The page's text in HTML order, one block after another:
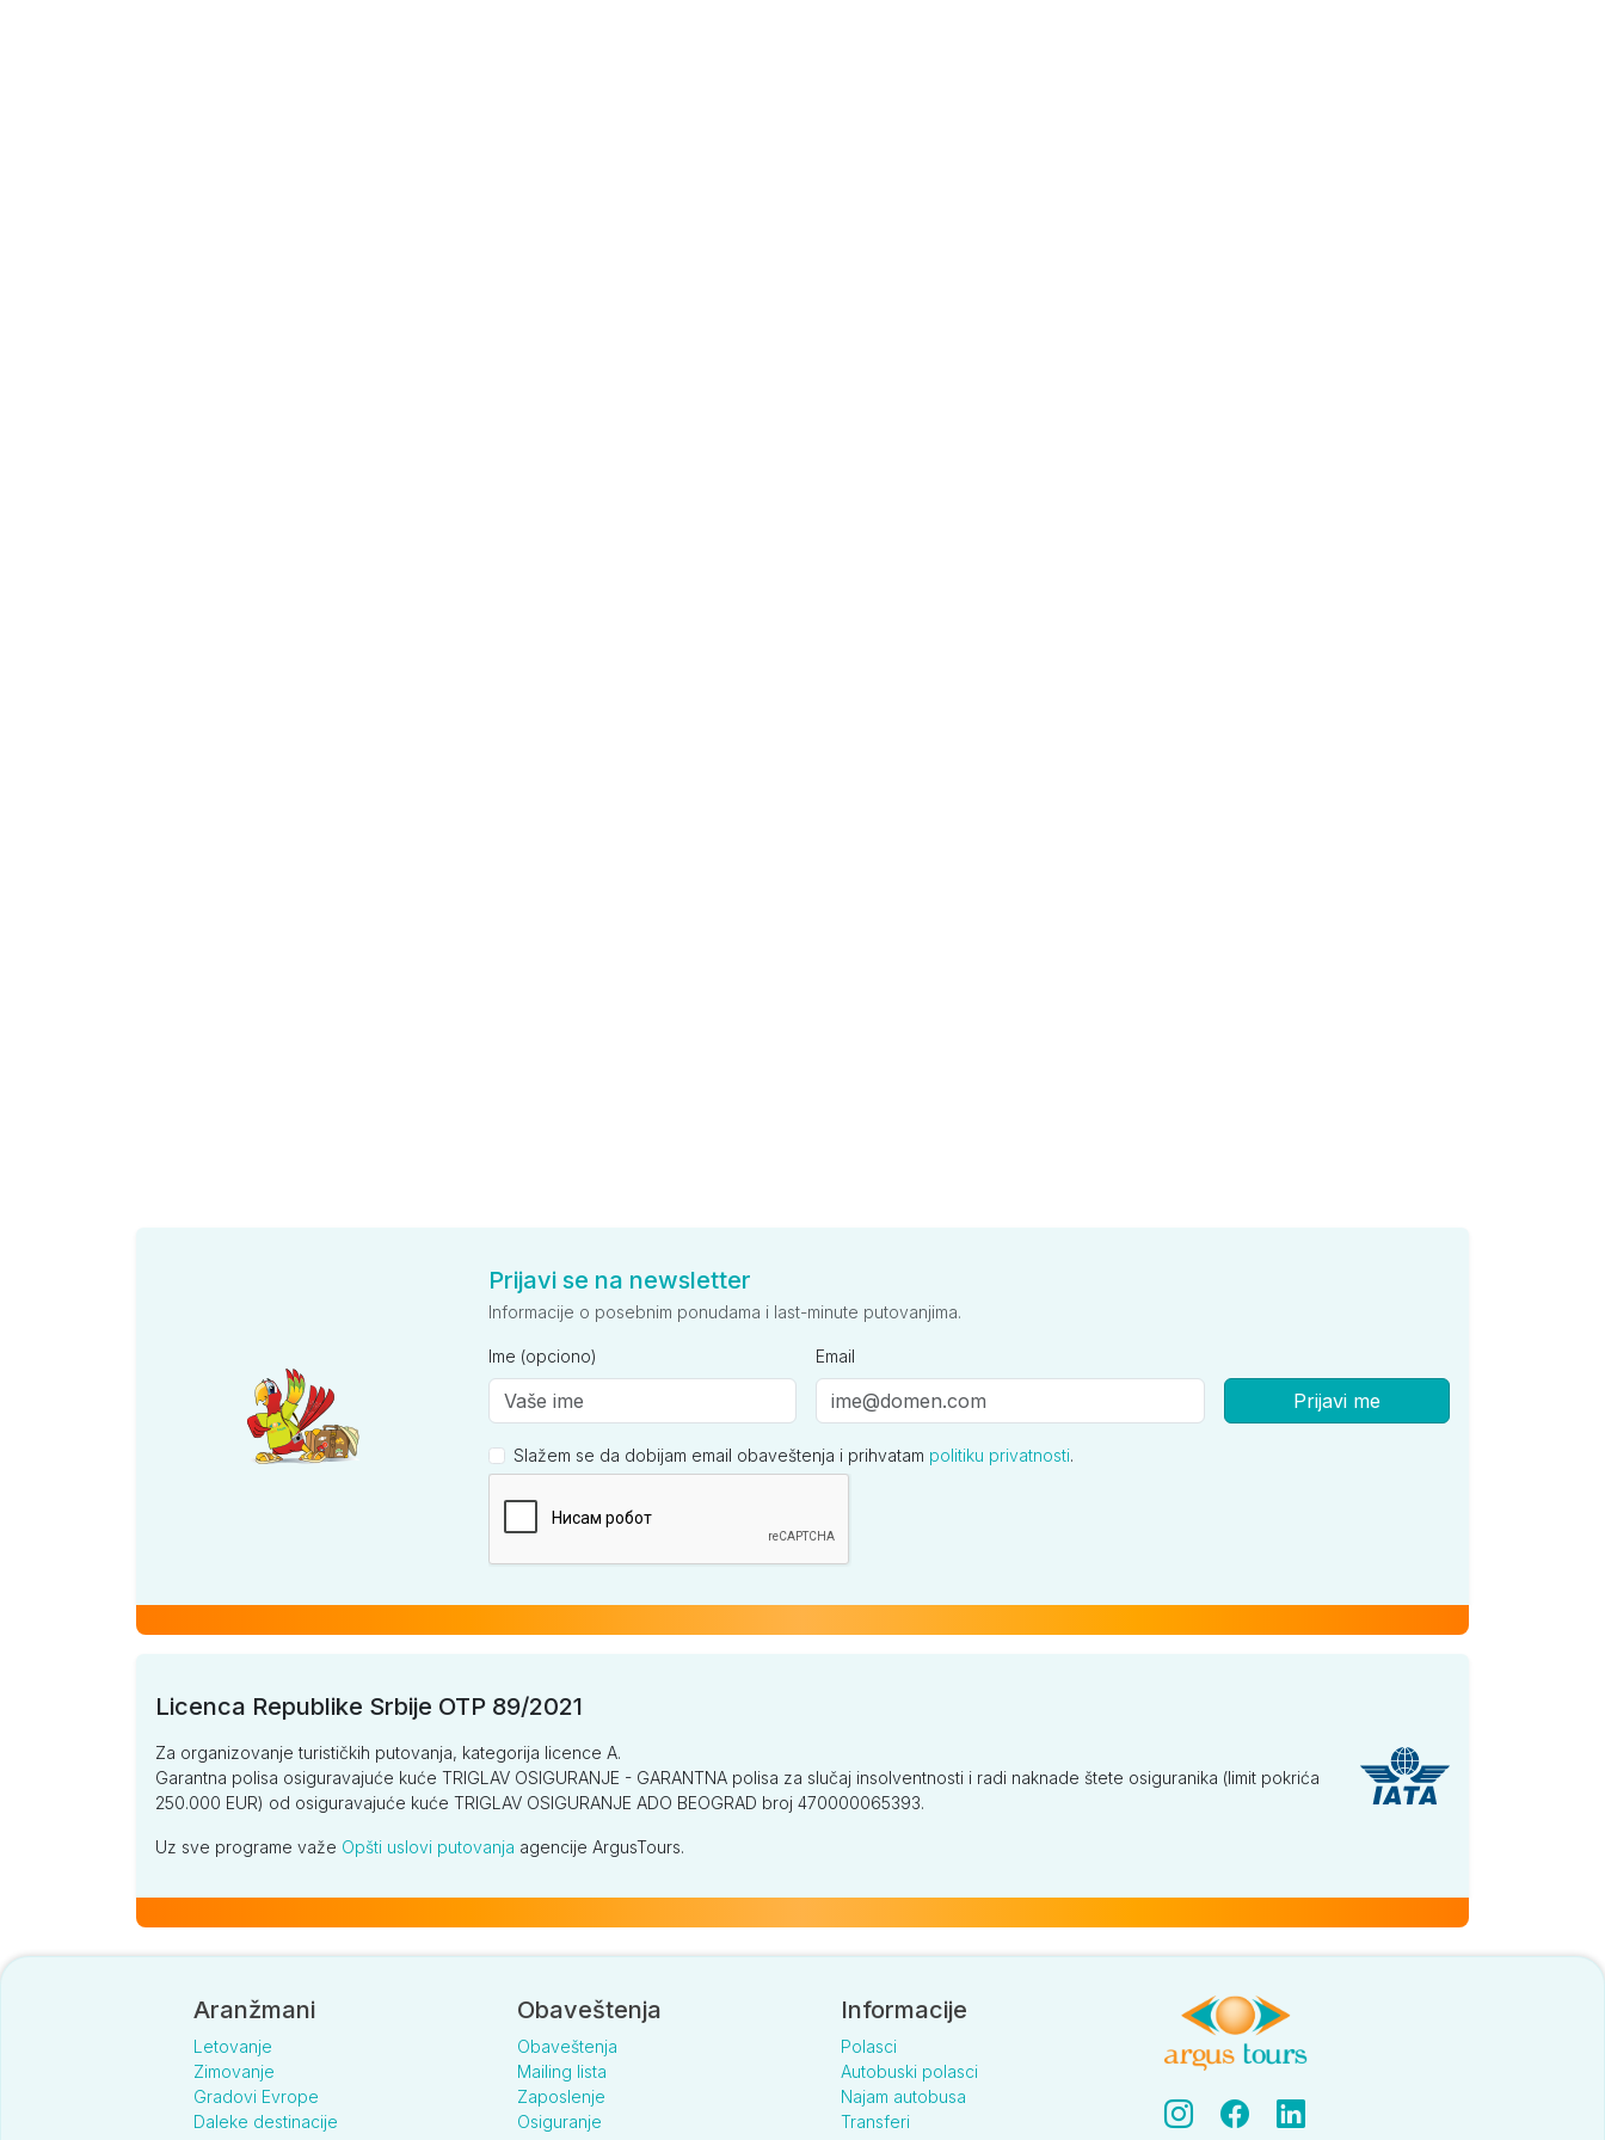
Prijavi se na newsletter
Informacije o posebnim ponudama i last-minute putovanjima.
Ime (opciono) Email
Prijavi me
Slažem se da dobijam email obaveštenja i prihvatam politiku privatnosti.
Licenca Republike Srbije OTP 89/2021
Za organizovanje turističkih putovanja, kategorija licence A.
Garantna polisa osiguravajuće kuće TRIGLAV OSIGURANJE - GARANTNA polisa za slučaj insolventnosti i radi naknade štete osiguranika (limit pokrića
250.000 EUR) od osiguravajuće kuće TRIGLAV OSIGURANJE ADO BEOGRAD broj 470000065393.
Uz sve programe važe Opšti uslovi putovanja agencije ArgusTours.
Aranžmani
Letovanje
Zimovanje
Gradovi Evrope
Daleke destinacije
Obaveštenja
Obaveštenja
Mailing lista
Zaposlenje
Osiguranje
Informacije
Polasci
Autobuski polasci
Najam autobusa
Transferi